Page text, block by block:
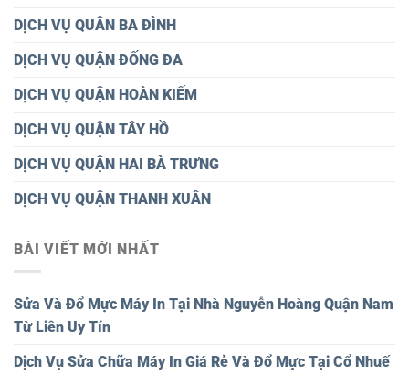
DỊCH VỤ QUÂN BA ĐÌNH
DỊCH VỤ QUẬN ĐỐNG ĐA
DỊCH VỤ QUẬN HOÀN KIẾM
DỊCH VỤ QUẬN TÂY HỒ
DỊCH VỤ QUẬN HAI BÀ TRƯNG
DỊCH VỤ QUẬN THANH XUÂN
BÀI VIẾT MỚI NHẤT
Sửa Và Đổ Mực Máy In Tại Nhà Nguyễn Hoàng Quận Nam
Từ Liên Uy Tín
Dịch Vụ Sửa Chữa Máy In Giá Rẻ Và Đổ Mực Tại Cổ Nhuế